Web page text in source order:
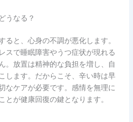
うなる？
ると、心身の不調が悪化します。
スで睡眠障害やうつ症状が現れる
。放置は精神的な負担を増し、自
します。だからこそ、辛い時は早
なケアが必要です。感情を無理に
とが健康回復の鍵となります。